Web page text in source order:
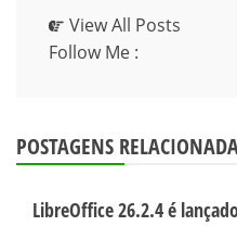
View All Posts
Follow Me :
POSTAGENS
LibreOffice 26.2.4 é